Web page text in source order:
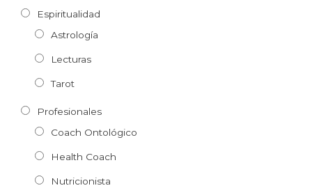
Espiritualidad
Astrología
Lecturas
Tarot
Profesionales
Coach Ontológico
Health Coach
Nutricionista